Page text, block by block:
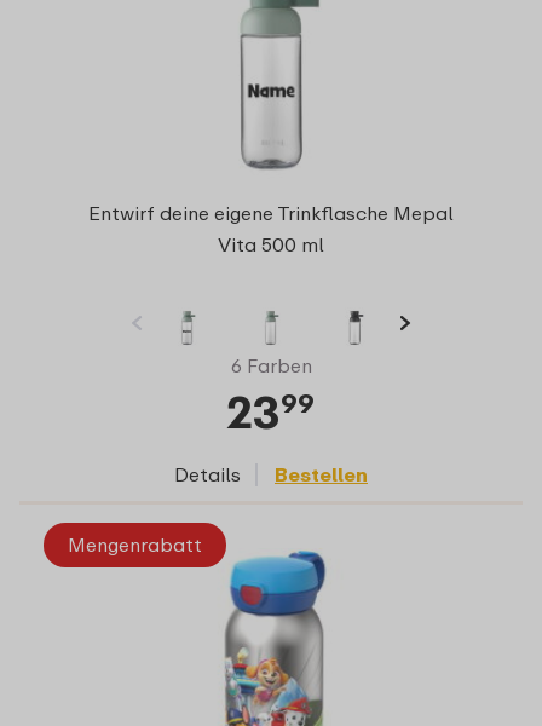
Entwirf deine eigene Trinkflasche Mepal
Vita 500 ml
6 Farben
2399
Details Bestellen
Mengenrabatt